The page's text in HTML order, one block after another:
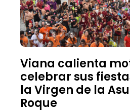
Viana calienta
celebrar sus
la Virgen de la
Roque